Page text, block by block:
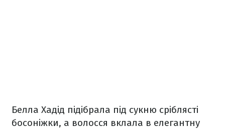
Белла Хадід підібрала під сукню сріблясті
босоніжки, а волосся вклала в елегантну